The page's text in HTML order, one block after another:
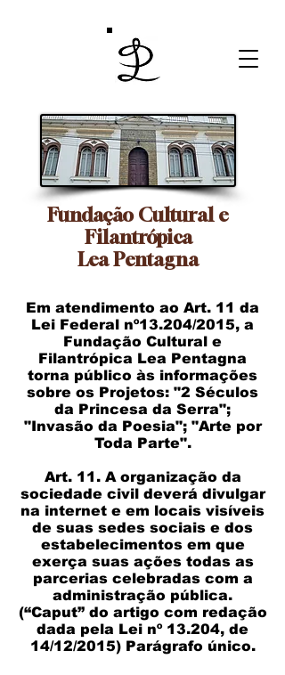
Fundação Cultural e
Filantrópica
Lea Pentagna
Em atendimento ao Art. 11 da
Lei Federal nº13.204/2015, a
Fundação Cultural e
Filantrópica Lea Pentagna
torna público às informações
sobre os Projetos: "2 Séculos
da Princesa da Serra";
"Invasão da Poesia"; "Arte por
Toda Parte".
Art. 11. A organização da
sociedade civil deverá divulgar
na internet e em locais visíveis
de suas sedes sociais e dos
estabelecimentos em que
exerça suas ações todas as
parcerias celebradas com a
administração pública.
(“Caput” do artigo com redação
dada pela Lei nº 13.204, de
14/12/2015) Parágrafo único.